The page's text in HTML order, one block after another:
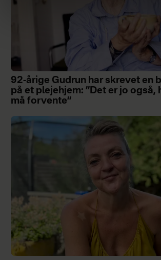
92-årige Gudrun har skrevet en
på et plejehjem: ”Det er jo også,
må forvente”